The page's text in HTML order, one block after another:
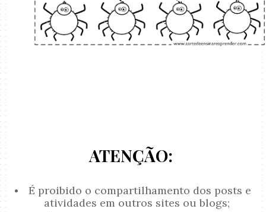
ATENÇÃO:
É proibido o compartilhamento dos posts e
atividades em outros sites ou blogs;